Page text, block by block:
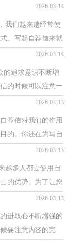
是...
2026-03-14
我们越来越经常使
。写起自荐信来就
欢迎...
2026-03-14
的追求意识不断增
的时候可以注意一
为...
2026-03-13
荐信对我们的作用
的。你还在为写自
专...
2026-03-13
越多人都去使用自
的优势。为了让您
初自...
2026-03-13
进取心不断增强的
要注意内容的完